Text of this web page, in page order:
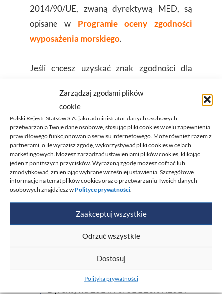
Zarządzaj zgodami plików
cookie
Polski Rejestr Statków S.A. jako administrator danych osobowych
przetwarzania Twoje dane osobowe, stosując pliki cookies w celu zapewnienia
prawidłowego funkcjonowania serwisu internetowego. Może również razem z
partnerami, o ile wyrazisz zgodę, wykorzystywać pliki cookies w celach
marketingowych. Możesz zarządzać ustawieniami plików cookies, klikając
jeden z poniższych przycisków. Wyrażoną zgodę możesz cofnąć lub
zmodyfikować, zmieniając wybrane wcześniej ustawienia. Szczegółowe
informacje na temat plików cookies oraz o przetwarzaniu Twoich danych
osobowych znajdziesz w Polityce prywatności
Zaakceptuj wszystkie
Odrzuć wszystkie
Dostosuj
Polityka prywatności
2014/90/UE, zwaną dyrektywą MED, są
opisane w Programie oceny zgodności
wyposażenia morskiego.
Jeśli chcesz uzyskać znak zgodności dla
siebie wyposażenia morskiego,
Materiały do pobrania
Wniosek o ocenę zgodności wyrobu
Wykaz dokumentów odniesienia
stosowanych w ocenie zgodności
przepisów prawa w ramach zakresu
akredytacji nr AC 114